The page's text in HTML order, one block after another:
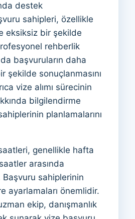
destek
sahipleri, özellikle
eksiksiz bir şekilde
rehberlik
başvuruların daha
şekilde sonuçlanmasını
vize alımı sürecinin
bilgilendirme
planlamalarını
genellikle hafta
arasında
sahiplerinin
ayarlamaları önemlidir.
ekip, danışmanlık